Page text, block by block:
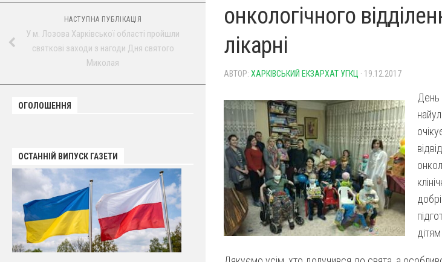
онкологічного
лікарні
АВТОР: ХАРКІВСЬКИЙ ЕКЗАРХАТ УГКЦ · 19.12.2017
День
НАСТУПНА ПУБЛІКАЦІЯ
У м. Лозова Харківської області пройшли
святкові заходи з нагоди Дня святого
Миколая
ОГОЛОШЕННЯ
ОСТАННІЙ ВИПУСК ГАЗЕТИ